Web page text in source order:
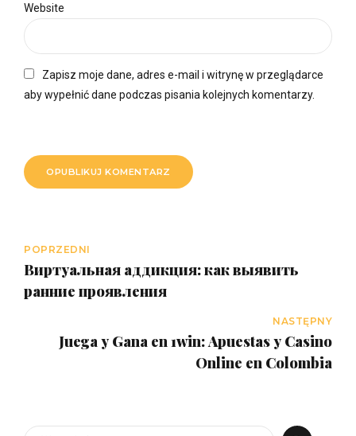
Website
Zapisz moje dane, adres e-mail i witrynę w przeglądarce
aby wypełnić dane podczas pisania kolejnych komentarzy.
OPUBLIKUJ KOMENTARZ
POPRZEDNI
Виртуальная аддикция: как выявить
ранние проявления
NASTĘPNY
Juega y Gana en 1win: Apuestas y Casino
Online en Colombia